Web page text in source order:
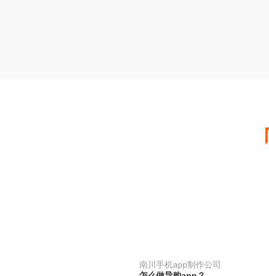
南川手机app制作公司